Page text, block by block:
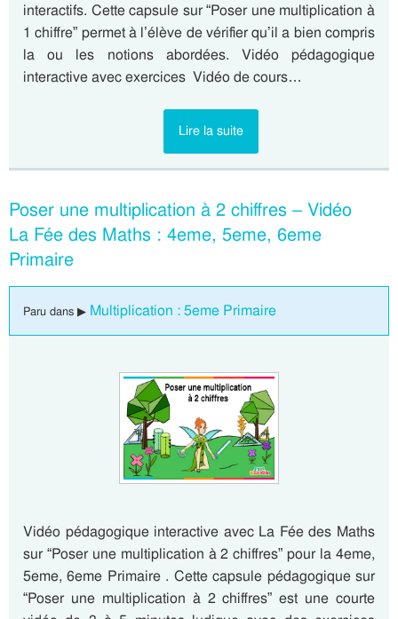
interactifs. Cette capsule sur “Poser une multiplication à
1 chiffre” permet à l’élève de vérifier qu’il a bien compris
la ou les notions abordées. Vidéo pédagogique
interactive avec exercices Vidéo de cours…
Lire la suite
Poser une multiplication à 2 chiffres – Vidéo
La Fée des Maths : 4eme, 5eme, 6eme
Primaire
Paru dans ▶ Multiplication : 5eme Primaire
Vidéo pédagogique interactive avec La Fée des Maths
sur “Poser une multiplication à 2 chiffres” pour la 4eme,
5eme, 6eme Primaire . Cette capsule pédagogique sur
“Poser une multiplication à 2 chiffres” est une courte